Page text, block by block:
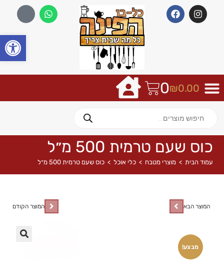
₪0.00
0
כוס שעם טרמית 500 מ״ל
עמוד הבית > מוצרי מטבח > כלי אוכל > כוס שעם טרמית 500 מ״ל
מבצע!
המוצר הקודם המוצר הבא